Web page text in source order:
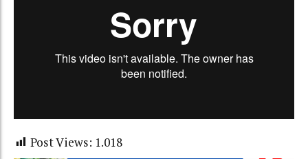
Post Views: 1.018